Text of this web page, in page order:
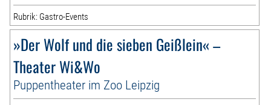
Rubrik: Gastro-Events
»Der Wolf und die sieben Geißlein« –
Theater Wi&Wo
Puppentheater im Zoo Leipzig